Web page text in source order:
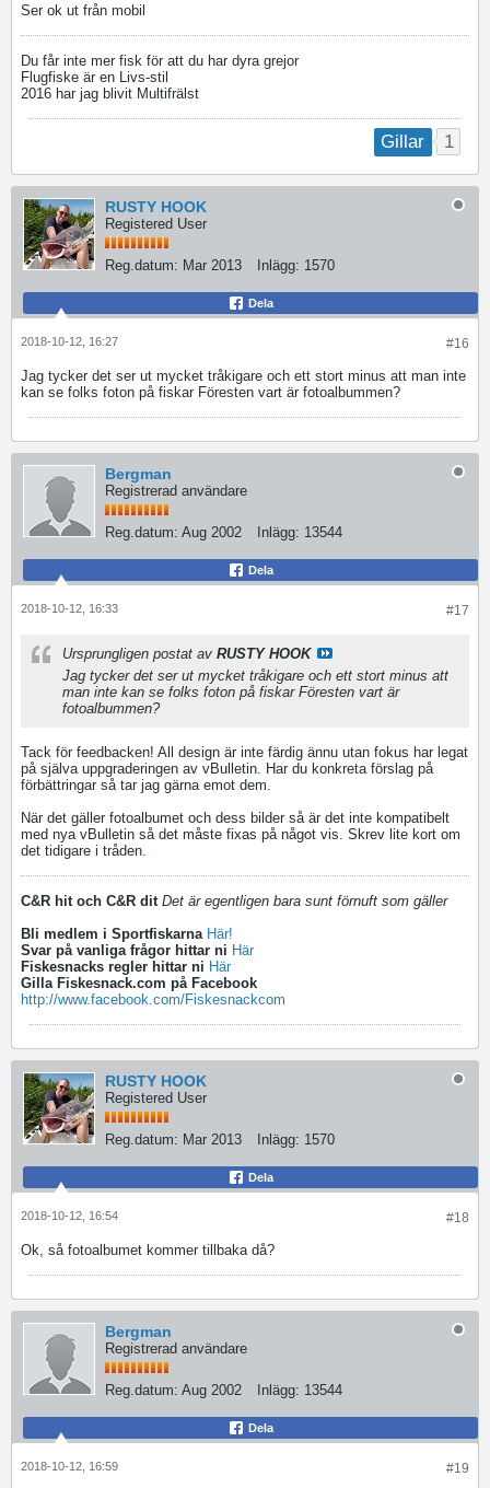
Ser ok ut från mobil
Du får inte mer fisk för att du har dyra grejor
Flugfiske är en Livs-stil
2016 har jag blivit Multifrälst
Gillar 1
RUSTY HOOK
Registered User
Reg.datum: Mar 2013 Inlägg: 1570
Dela
#16
2018-10-12, 16:27
Jag tycker det ser ut mycket tråkigare och ett stort minus att man inte
kan se folks foton på fiskar Föresten vart är fotoalbummen?
Bergman
Registrerad användare
Reg.datum: Aug 2002 Inlägg: 13544
Dela
#17
2018-10-12, 16:33
Ursprungligen postat av RUSTY HOOK
Jag tycker det ser ut mycket tråkigare och ett stort minus att
man inte kan se folks foton på fiskarFöresten vart är
fotoalbummen?
Tack för feedbacken! All design är inte färdig ännu utan fokus har legat
på själva uppgraderingen av vBulletin. Har du konkreta förslag på
förbättringar så tar jag gärna emot dem.
När det gäller fotoalbumet och dess bilder så är det inte kompatibelt
med nya vBulletin så det måste fixas på något vis. Skrev lite kort om
det tidigare i tråden.
C&R hit och C&R dit Det är egentligen bara sunt förnuft som gäller
Bli medlem i Sportfiskarna Här!
Svar på vanliga frågor hittar ni Här
Fiskesnacks regler hittar ni Här
Gilla Fiskesnack.com på Facebook
http://www.facebook.com/Fiskesnackcom
RUSTY HOOK
Registered User
Reg.datum: Mar 2013 Inlägg: 1570
Dela
#18
2018-10-12, 16:54
Ok, så fotoalbumet kommer tillbaka då?
Bergman
Registrerad användare
Reg.datum: Aug 2002 Inlägg: 13544
Dela
#19
2018-10-12, 16:59